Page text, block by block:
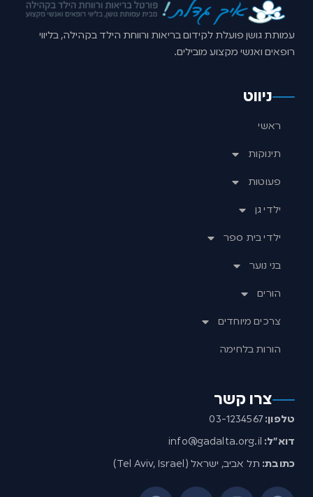
עמותת גושן פועלת לקידום בריאות ורווחת הילד בקהילה, בליווי
רופאים ואנשי מקצוע מובילים.
ניווט
ראשי
תינוקות
פעוטות
ילדי גן
ילדי בית ספר
בני נוער
הורים
צרכים מיוחדים
הורות בלחימה
צרו קשר
טלפון:03-1234567
דוא”ל: info@gadalta.org.il
כתובת: תל אביב, ישראל (Tel Aviv, Israel)